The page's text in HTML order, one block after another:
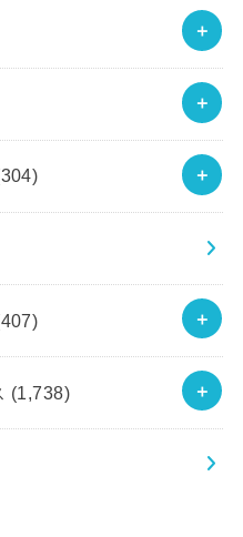
(1,738)